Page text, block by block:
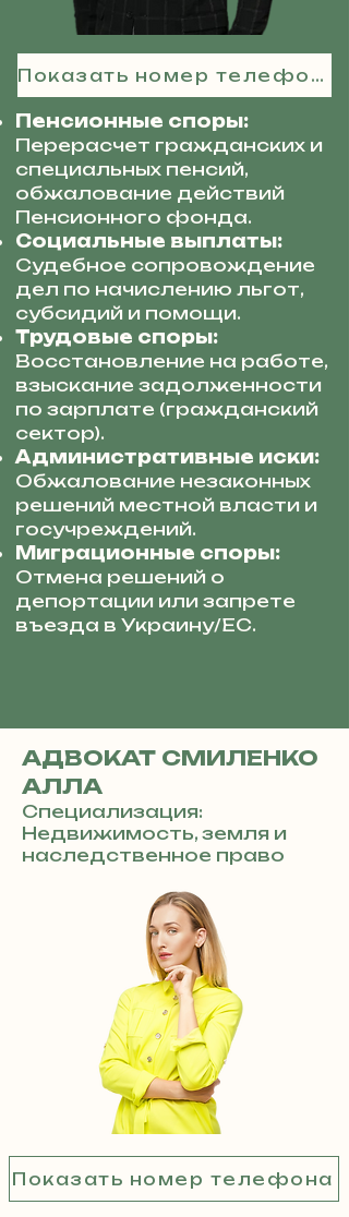
Показать номер телефона
Пенсионные споры:
Перерасчет гражданских и
специальных пенсий,
обжалование действий
Пенсионного фонда.
Социальные выплаты:
Судебное сопровождение
дел по начислению льгот,
субсидий и помощи.
Трудовые споры:
Восстановление на работе,
взыскание задолженности
по зарплате (гражданский
сектор).
Административные иски:
Обжалование незаконных
решений местной власти и
госучреждений.
Миграционные споры:
Отмена решений о
депортации или запрете
въезда в Украину/ЕС.
АДВОКАТ СМИЛЕНКО
АЛЛА
Специализация:
Недвижимость, земля и
наследственное право
Показать номер телефона